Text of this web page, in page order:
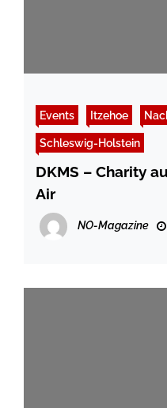
Events Itzehoe
Schleswig-Holstein
DKMS – Charity
Air
NO-Magazine